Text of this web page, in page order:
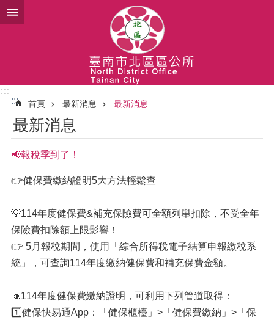
跳到主要內容區塊
:::
:::
首頁 最新消息 最新消息
最新消息
📢報稅季到了！
👉健保費繳納證明5️大方法輕鬆查
💡114年度健保費&補充保險費可全額列舉扣除，不受全年
保險費扣除額上限影響！
👉 5月報稅期間，使用「綜合所得稅電子結算申報繳稅系
統」，可查詢114年度繳納健保費和補充保費金額。
📣114年度健保費繳納證明，可利用下列管道取得：
1️⃣健保快易通App：「健保櫃檯」>「健保費繳納」>「保